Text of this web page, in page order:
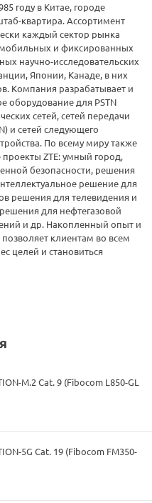
году в Китае, городе
квартира. Ассортимент
каждый сектор рынка
и фиксированных
научно-исследовательских
Японии, Канаде, в них
Компания разрабатывает и
оборудование для PSTN
сетей, сетей передачи
и сетей следующего
По всему миру также
ZTE: умный город,
безопасности, решения
решение для
решения для телевидения и
для нефтегазовой
и др. Накопленный опыт и
клиентам во всем
целей и становиться
M.2 Cat. 9 (Fibocom L850-GL
5G Cat. 19 (Fibocom FM350-